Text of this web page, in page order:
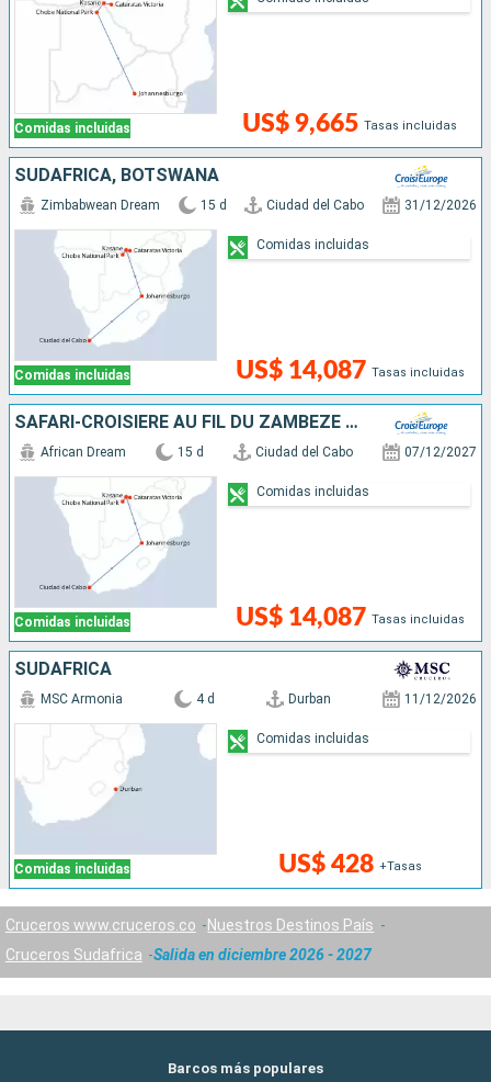
Comidas incluidas US$ 9,665 Tasas incluidas
SUDAFRICA, BOTSWANA
Comidas incluidas
Zimbabwean Dream 15 d Ciudad del Cabo 31/12/2026
US$ 14,087 Tasas incluidas
Comidas incluidas
SAFARI-CROISIÈRE AU FIL DU ZAMBÈZE - AFRIQUE DU SUD, BOTSWANA, NAMIBIE, ZIMBABWE AVEC PRÉ-PROGRAMME "LA PÉNINSULE DU CAP"
Comidas incluidas
African Dream 15 d Ciudad del Cabo 07/12/2027
US$ 14,087 Tasas incluidas
Comidas incluidas
SUDAFRICA
Comidas incluidas
MSC Armonia 4 d Durban 11/12/2026
US$ 428 +Tasas
Comidas incluidas
Cruceros www.cruceros.co
Nuestros Destinos País
Cruceros Sudafrica
Salida en diciembre 2026 - 2027
Barcos más populares